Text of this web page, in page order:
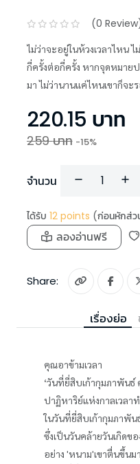
(0
ไม่ว่าจะอยู่ในห้วงเวลาไหน
กี่ครั้งต่อกี่ครั้ง หากจุดหมาย
มา ไม่ว่านานแค่ไหนเขาก็จะ
220.15 บาท
259บาท -15%
จำนวน
ได้รับ 12 points (ก่อนหักส่ว
ลองอ่านฟรี
Share:
เรื่องย่อ
คุณอาข้ามเวลา
‘วันที่ยี่สิบเก้ากุมภาพันธ์
ปาฏิหาริย์แห่งกาลเวลาท
ในวันที่ยี่สิบเก้ากุมภาพัน
ซึ่งเป็นวันคล้ายวันเกิดข
อย่าง 'หนาม'เขาตื่นขึ้น